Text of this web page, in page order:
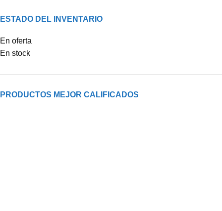
ESTADO DEL INVENTARIO
En oferta
En stock
PRODUCTOS MEJOR CALIFICADOS